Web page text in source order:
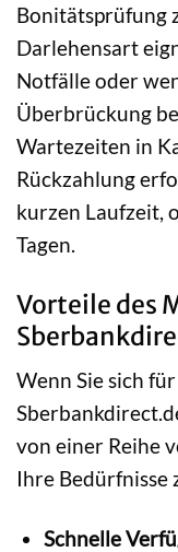
Bonitätsprüfung
Darlehensart
Notfälle oder
Überbrückung
Wartezeiten in
Rückzahlung
kurzen Laufzeit,
Tagen.
Vorteile des
Wenn Sie sich
von einer Reihe
Ihre Bedürfnisse
Schnelle